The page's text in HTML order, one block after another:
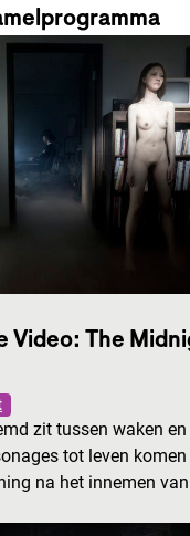
Video: The
zit tussen waken
tot leven
na het innemen